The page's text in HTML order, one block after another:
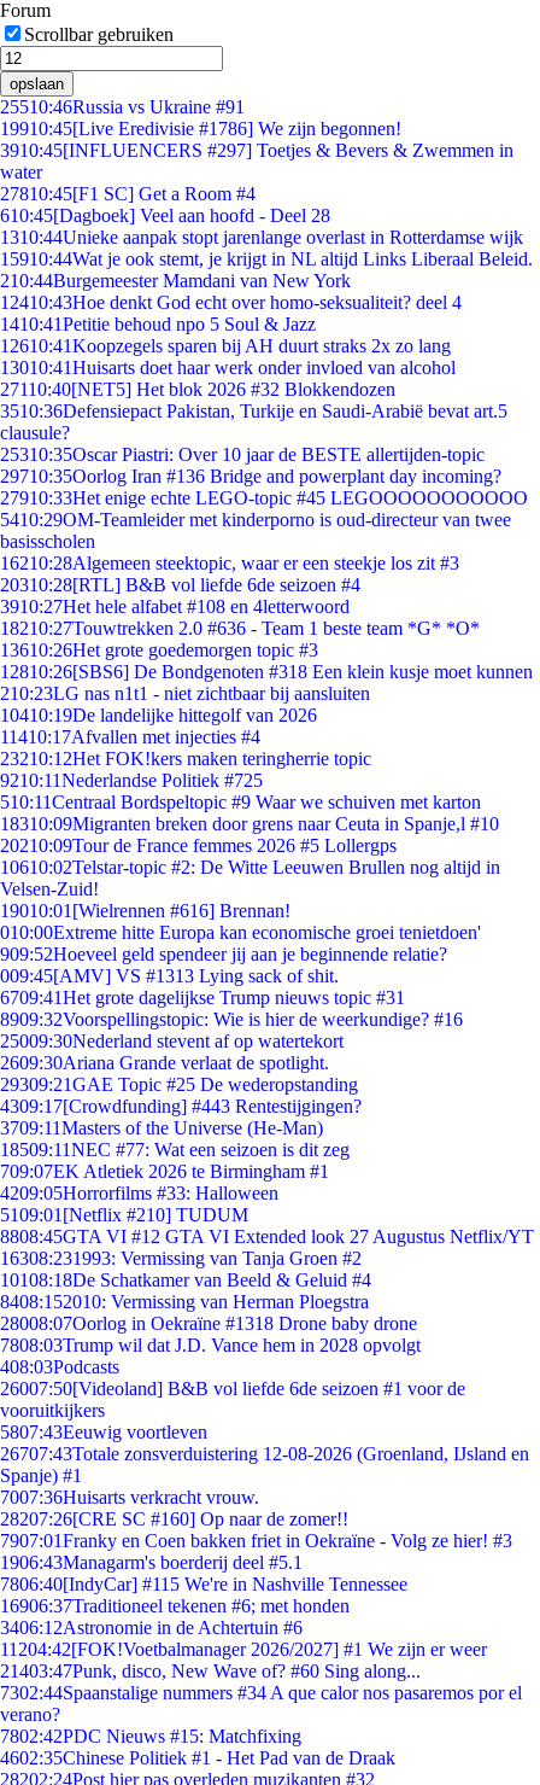
Forum
Scrollbar gebruiken
opslaan
25510:46Russia vs Ukraine #91
19910:45[Live Eredivisie #1786] We zijn begonnen!
3910:45[INFLUENCERS #297] Toetjes & Bevers & Zwemmen in
water
27810:45[F1 SC] Get a Room #4
610:45[Dagboek] Veel aan hoofd - Deel 28
1310:44Unieke aanpak stopt jarenlange overlast in Rotterdamse wijk
15910:44Wat je ook stemt, je krijgt in NL altijd Links Liberaal Beleid.
210:44Burgemeester Mamdani van New York
12410:43Hoe denkt God echt over homo-seksualiteit? deel 4
1410:41Petitie behoud npo 5 Soul & Jazz
12610:41Koopzegels sparen bij AH duurt straks 2x zo lang
13010:41Huisarts doet haar werk onder invloed van alcohol
27110:40[NET5] Het blok 2026 #32 Blokkendozen
3510:36Defensiepact Pakistan, Turkije en Saudi-Arabië bevat art.5
clausule?
25310:35Oscar Piastri: Over 10 jaar de BESTE allertijden-topic
29710:35Oorlog Iran #136 Bridge and powerplant day incoming?
27910:33Het enige echte LEGO-topic #45 LEGOOOOOOOOOOO
5410:29OM-Teamleider met kinderporno is oud-directeur van twee
basisscholen
16210:28Algemeen steektopic, waar er een steekje los zit #3
20310:28[RTL] B&B vol liefde 6de seizoen #4
3910:27Het hele alfabet #108 en 4letterwoord
18210:27Touwtrekken 2.0 #636 - Team 1 beste team *G* *O*
13610:26Het grote goedemorgen topic #3
12810:26[SBS6] De Bondgenoten #318 Een klein kusje moet kunnen
210:23LG nas n1t1 - niet zichtbaar bij aansluiten
10410:19De landelijke hittegolf van 2026
11410:17Afvallen met injecties #4
23210:12Het FOK!kers maken teringherrie topic
9210:11Nederlandse Politiek #725
510:11Centraal Bordspeltopic #9 Waar we schuiven met karton
18310:09Migranten breken door grens naar Ceuta in Spanje,l #10
20210:09Tour de France femmes 2026 #5 Lollergps
10610:02Telstar-topic #2: De Witte Leeuwen Brullen nog altijd in
Velsen-Zuid!
19010:01 [Wielrennen #616] Brennan!
010:00Extreme hitte Europa kan economische groei tenietdoen'
909:52Hoeveel geld spendeer jij aan je beginnende relatie?
009:45[AMV] VS #1313 Lying sack of shit.
6709:41Het grote dagelijkse Trump nieuws topic #31
8909:32Voorspellingstopic: Wie is hier de weerkundige? #16
25009:30Nederland stevent af op watertekort
2609:30Ariana Grande verlaat de spotlight.
29309:21GAE Topic #25 De wederopstanding
4309:17[Crowdfunding] #443 Rentestijgingen?
3709:11Masters of the Universe (He-Man)
18509:11NEC #77: Wat een seizoen is dit zeg
709:07EK Atletiek 2026 te Birmingham #1
4209:05Horrorfilms #33: Halloween
5109:01 [Netflix #210] TUDUM
8808:45GTA VI #12 GTA VI Extended look 27 Augustus Netflix/YT
16308:231993: Vermissing van Tanja Groen #2
10108:18De Schatkamer van Beeld & Geluid #4
8408:152010: Vermissing van Herman Ploegstra
28008:07Oorlog in Oekraïne #1318 Drone baby drone
7808:03Trump wil dat J.D. Vance hem in 2028 opvolgt
408:03Podcasts
26007:50[Videoland] B&B vol liefde 6de seizoen #1 voor de
vooruitkijkers
5807:43Eeuwig voortleven
26707:43Totale zonsverduistering 12-08-2026 (Groenland, IJsland en
Spanje) #1
7007:36Huisarts verkracht vrouw.
28207:26[CRE SC #160] Op naar de zomer!!
7907:01Franky en Coen bakken friet in Oekraïne - Volg ze hier! #3
1906:43Managarm's boerderij deel #5.1
7806:40[IndyCar] #115 We're in Nashville Tennessee
16906:37Traditioneel tekenen #6; met honden
3406:12Astronomie in de Achtertuin #6
11204:42[FOK!Voetbalmanager 2026/2027] #1 We zijn er weer
21403:47Punk, disco, New Wave of? #60 Sing along...
7302:44Spaanstalige nummers #34 A que calor nos pasaremos por el
verano?
7802:42PDC Nieuws #15: Matchfixing
4602:35Chinese Politiek #1 - Het Pad van de Draak
28202:24Post hier pas overleden muzikanten #32